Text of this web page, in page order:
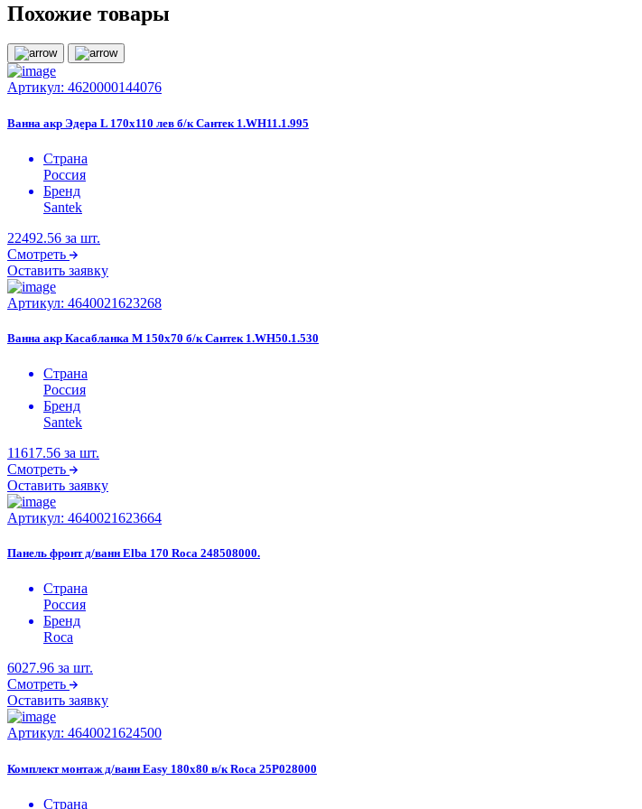
Похожие товары
Артикул: 4620000144076
Ванна акр Эдера L 170х110 лев б/к Сантек 1.WH11.1.995
Страна
Россия
Бренд
Santek
22492.56 за шт.
Смотреть
Оставить заявку
Артикул: 4640021623268
Ванна акр Касабланка М 150х70 б/к Сантек 1.WH50.1.530
Страна
Россия
Бренд
Santek
11617.56 за шт.
Смотреть
Оставить заявку
Артикул: 4640021623664
Панель фронт д/ванн Elba 170 Roca 248508000.
Страна
Россия
Бренд
Roca
6027.96 за шт.
Смотреть
Оставить заявку
Артикул: 4640021624500
Комплект монтаж д/ванн Easy 180х80 в/к Roca 25P028000
Страна